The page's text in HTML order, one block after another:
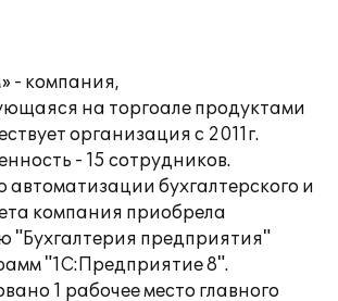
- компания,
на торгоале продуктами
организация с 2011г.
- 15 сотрудников.
автоматизации бухгалтерского и
компания приобрела
"Бухгалтерия предприятия"
"1С:Предприятие 8".
1 рабочее место главного